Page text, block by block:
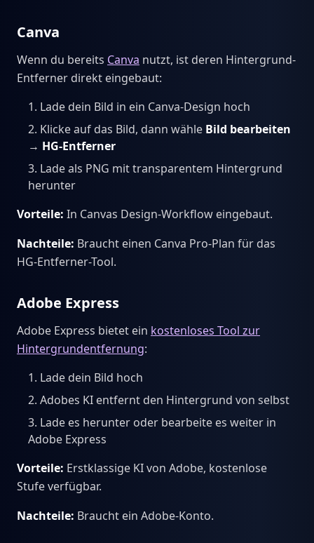
Canva
Wenn du bereits Canva nutzt, ist deren Hintergrund-
Entferner direkt eingebaut:
Lade dein Bild in ein Canva-Design hoch
Klicke auf das Bild, dann wähle Bild bearbeiten
→ HG-Entferner
Lade als PNG mit transparentem Hintergrund
herunter
Vorteile: In Canvas Design-Workflow eingebaut.
Nachteile: Braucht einen Canva Pro-Plan für das
HG-Entferner-Tool.
Adobe Express
Adobe Express bietet ein kostenloses Tool zur
Hintergrundentfernung:
Lade dein Bild hoch
Adobes KI entfernt den Hintergrund von selbst
Lade es herunter oder bearbeite es weiter in
Adobe Express
Vorteile: Erstklassige KI von Adobe, kostenlose
Stufe verfügbar.
Nachteile: Braucht ein Adobe-Konto.